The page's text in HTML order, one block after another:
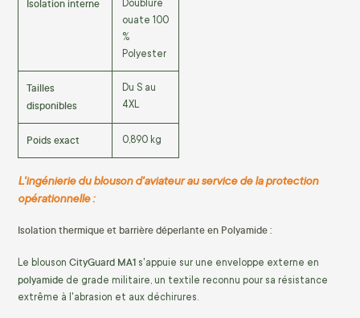
Isolation interne
Doublure
ouate 100
%
Polyester
Tailles
disponibles
Du S au
4XL
Poids exact 0,890 kg
L'ingénierie du blouson d'aviateur au service de la protection
opérationnelle :
Isolation thermique et barrière déperlante en Polyamide :
Le blouson CityGuard MA1 s'appuie sur une enveloppe externe en
polyamide de grade militaire, un textile reconnu pour sa résistance
extrême à l'abrasion et aux déchirures.